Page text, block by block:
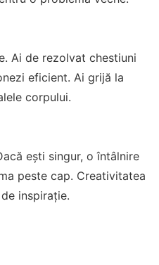
Ai de rezolvat chestiuni
eficient. Ai grijă la
corpului.
ești singur, o întâlnire
peste cap. Creativitatea
inspirație.